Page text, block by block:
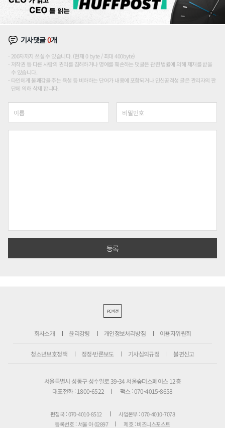
기사댓글0개
200자까지 쓰실 수 있습니다. (현재 0 byte / 최대 400byte)
저작권 등 다른 사람의 권리를 침해하거나 명예를 훼손하는 댓글은 관련 법률에 의해 제재를 받을
수 있습니다.
타인에게 불쾌감을 주는 욕설 등 비하하는 단어가 내용에 포함되거나 인신공격성 글은 관리자의 판
단에 의해 삭제 합니다.
PC버전
회사소개 윤리강령 개인정보처리방침 이용자위원회
청소년보호정책 정정·반론보도 기사심의규정 불편신고
서울특별시 성동구 성수일로 39-34 서울숲더스페이스 12층
대표전화 : 1800-6522
팩스 : 070-4015-8658
편집국 : 070-4010-8512
사업본부 : 070-4010-7078
등록번호 : 서울 아 02897
제호 : 비즈니스포스트